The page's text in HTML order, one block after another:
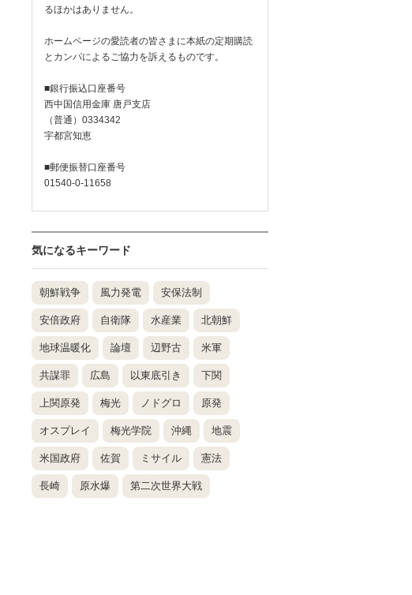
るほかはありません。
ホームページの愛読者の皆さまに本紙の定期購読
とカンパによるご協力を訴えるものです。
■銀行振込口座番号
西中国信用金庫 唐戸支店
（普通）0334342
宇都宮知恵
■郵便振替口座番号
01540-0-11658
気になるキーワード
朝鮮戦争 風力発電 安保法制
安倍政府 自衛隊 水産業 北朝鮮
地球温暖化 論壇 辺野古 米軍
共謀罪 広島 以東底引き 下関
上関原発 梅光 ノドグロ 原発
オスプレイ 梅光学院 沖縄 地震
米国政府 佐賀 ミサイル 憲法
長崎 原水爆 第二次世界大戦